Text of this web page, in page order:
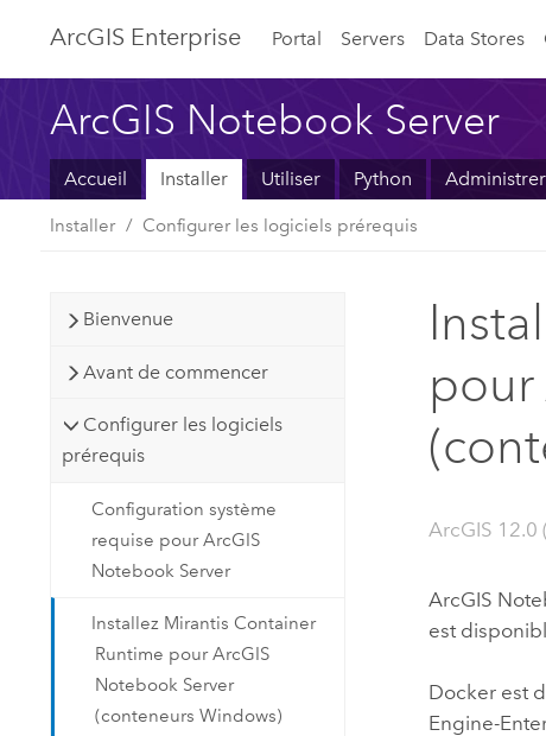
ArcGIS Enterprise Portal Servers Data Stores
ArcGIS Notebook Server
Accueil Installer Utiliser Python Administrer
Installer Configurer les logiciels prérequis
Bienvenue
Avant de commencer
Configurer les logiciels
prérequis
Configuration système
requise pour ArcGIS
Notebook Server
Installez Mirantis Container
Runtime pour ArcGIS
Notebook Server
(conteneurs Windows)
pour
ArcGIS 12.0
ArcGIS
est
Docker est
Engine-